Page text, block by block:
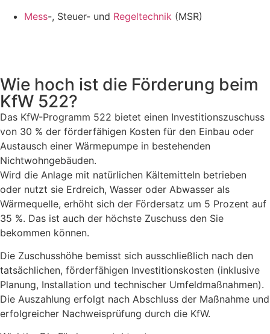
Mess-, Steuer- und Regeltechnik (MSR)
Wie hoch ist die Förderung beim
KfW 522?
Das KfW-Programm 522 bietet einen Investitionszuschuss
von 30 % der förderfähigen Kosten für den Einbau oder
Austausch einer Wärmepumpe in bestehenden
Nichtwohngebäuden.
Wird die Anlage mit natürlichen Kältemitteln betrieben
oder nutzt sie Erdreich, Wasser oder Abwasser als
Wärmequelle, erhöht sich der Fördersatz um 5 Prozent auf
35 %. Das ist auch der höchste Zuschuss den Sie
bekommen können.
Die Zuschusshöhe bemisst sich ausschließlich nach den
tatsächlichen, förderfähigen Investitionskosten (inklusive
Planung, Installation und technischer Umfeldmaßnahmen).
Die Auszahlung erfolgt nach Abschluss der Maßnahme und
erfolgreicher Nachweisprüfung durch die KfW.